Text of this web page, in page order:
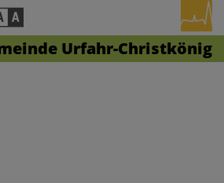
Urfahr-Christkönig